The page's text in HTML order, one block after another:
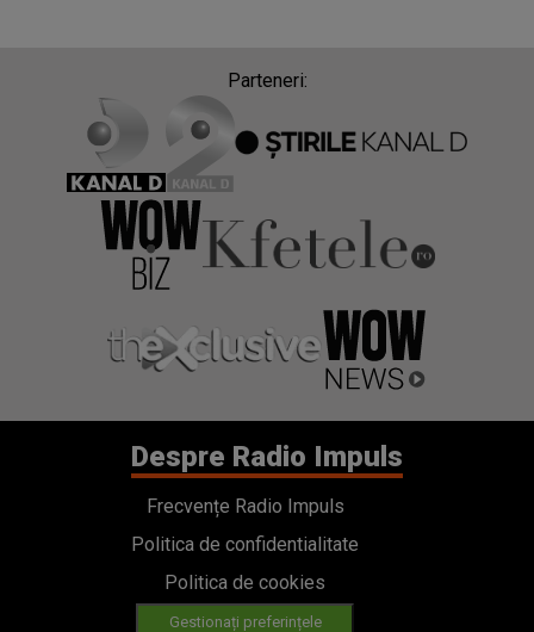
Parteneri:
Despre Radio Impuls
Frecvențe Radio Impuls
Politica de confidentialitate
Politica de cookies
Gestionați preferințele